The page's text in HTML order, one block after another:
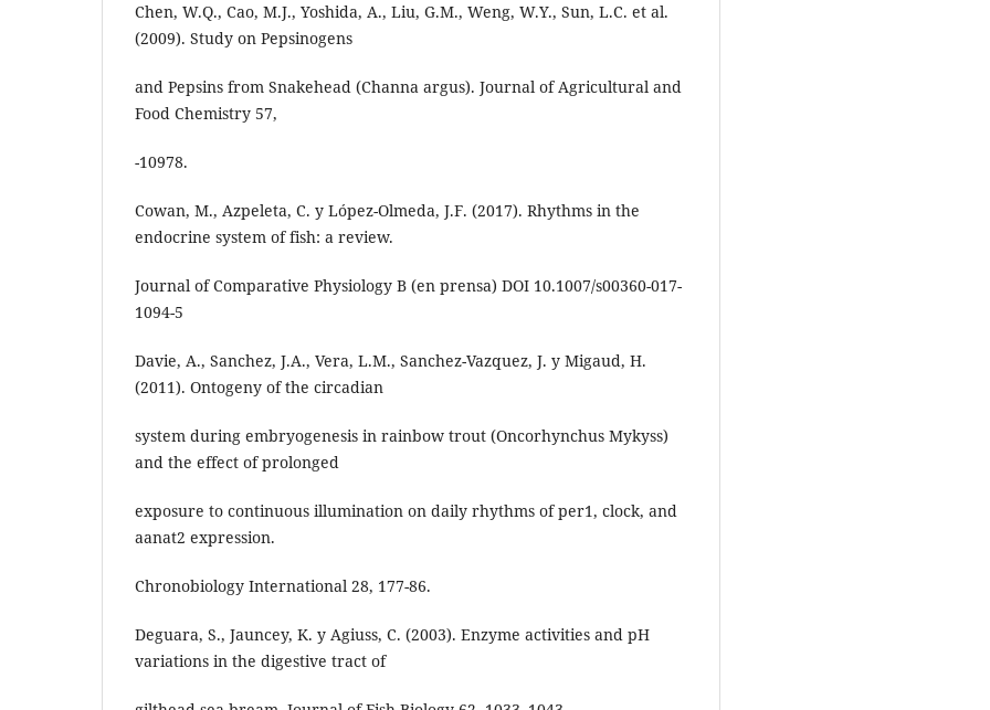
Chen, W.Q., Cao, M.J., Yoshida, A., Liu, G.M., Weng, W.Y., Sun, L.C. et al.
(2009). Study on Pepsinogens
and Pepsins from Snakehead (Channa argus). Journal of Agricultural and
Food Chemistry 57,
-10978.
Cowan, M., Azpeleta, C. y López-Olmeda, J.F. (2017). Rhythms in the
endocrine system of fish: a review.
Journal of Comparative Physiology B (en prensa) DOI 10.1007/s00360-017-
1094-5
Davie, A., Sanchez, J.A., Vera, L.M., Sanchez-Vazquez, J. y Migaud, H.
(2011). Ontogeny of the circadian
system during embryogenesis in rainbow trout (Oncorhynchus Mykyss)
and the effect of prolonged
exposure to continuous illumination on daily rhythms of per1, clock, and
aanat2 expression.
Chronobiology International 28, 177-86.
Deguara, S., Jauncey, K. y Agiuss, C. (2003). Enzyme activities and pH
variations in the digestive tract of